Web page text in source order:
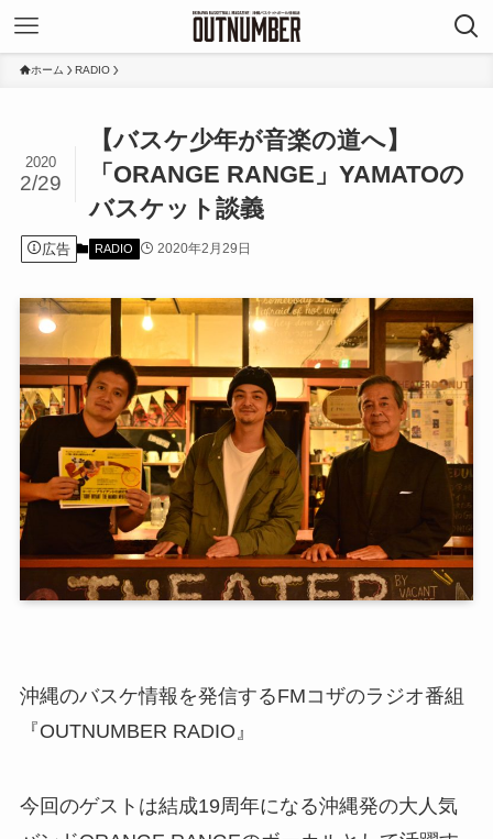
ホーム RADIO
【バスケ少年が音楽の道へ】
「ORANGE RANGE」YAMATOの
バスケット談義
2020
2/29
広告 RADIO 2020年2月29日
沖縄のバスケ情報を発信するFMコザのラジオ番組
『OUTNUMBER RADIO』
今回のゲストは結成19周年になる沖縄発の大人気